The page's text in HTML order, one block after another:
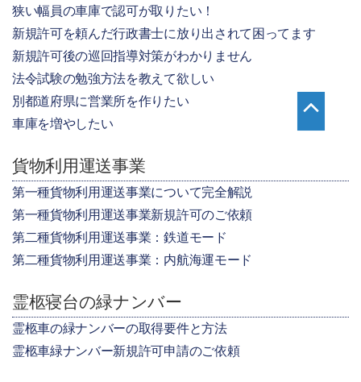
狭い幅員の車庫で認可が取りたい！
新規許可を頼んだ行政書士に放り出されて困ってます
新規許可後の巡回指導対策がわかりません
法令試験の勉強方法を教えて欲しい
別都道府県に営業所を作りたい
車庫を増やしたい
貨物利用運送事業
第一種貨物利用運送事業について完全解説
第一種貨物利用運送事業新規許可のご依頼
第二種貨物利用運送事業：鉄道モード
第二種貨物利用運送事業：内航海運モード
霊柩寝台の緑ナンバー
霊柩車の緑ナンバーの取得要件と方法
霊柩車緑ナンバー新規許可申請のご依頼